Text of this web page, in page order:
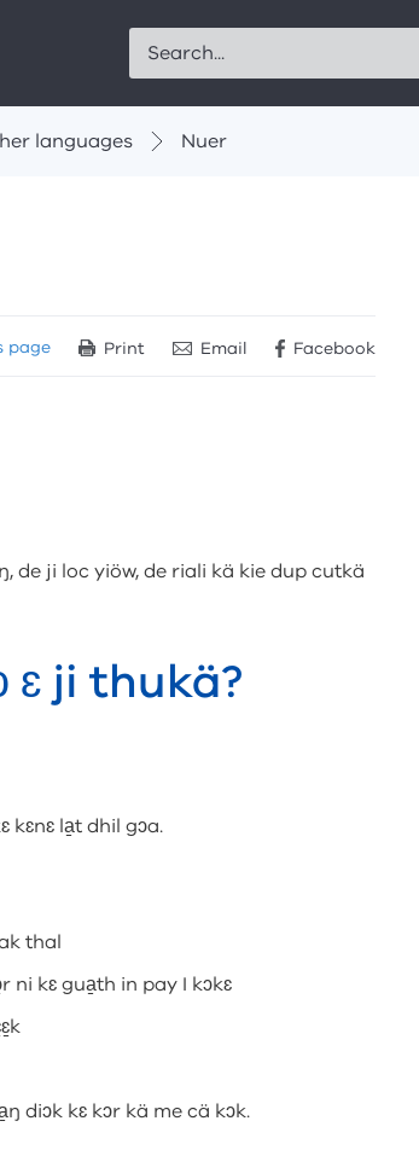
Search
languages Nuer
page Print Email Facebook
de ji loc yiöw, de riali kä kie dup cutkä
ɛ ji thukä?
kɛnɛ la̱t dhil gɔa.
thal
ni kɛ gua̱th in pay I kɔkɛ
diɔk kɛ kɔr kä me cä kɔk.